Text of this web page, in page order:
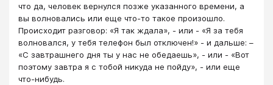
что да, человек вернулся позже указанного времени, а
вы волновались или еще что-то такое произошло.
Происходит разговор: «Я так ждала», - или - «Я за тебя
волновался, у тебя телефон был отключен!» - и дальше: –
«С завтрашнего дня ты у нас не обедаешь», - или - «Вот
поэтому завтра я с тобой никуда не пойду», - или еще
что-нибудь.